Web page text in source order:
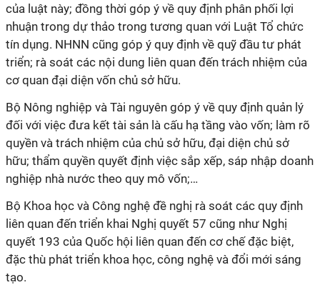
của luật này; đồng thời góp ý về quy định phân phối lợi
nhuận trong dự thảo trong tương quan với Luật Tổ chức
tín dụng. NHNN cũng góp ý quy định về quỹ đầu tư phát
triển; rà soát các nội dung liên quan đến trách nhiệm của
cơ quan đại diện vốn chủ sở hữu.
Bộ Nông nghiệp và Tài nguyên góp ý về quy định quản lý
đối với việc đưa kết tài sản là cấu hạ tầng vào vốn; làm rõ
quyền và trách nhiệm của chủ sở hữu, đại diện chủ sở
hữu; thẩm quyền quyết định việc sắp xếp, sáp nhập doanh
nghiệp nhà nước theo quy mô vốn;…
Bộ Khoa học và Công nghệ đề nghị rà soát các quy định
liên quan đến triển khai Nghị quyết 57 cũng như Nghị
quyết 193 của Quốc hội liên quan đến cơ chế đặc biệt,
đặc thù phát triển khoa học, công nghệ và đổi mới sáng
tạo.